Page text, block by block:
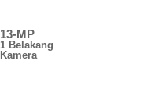
13-MP
1 Belakang
Kamera